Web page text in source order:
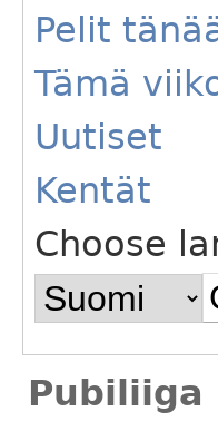
Pelit
Tämä
Uutiset
Kentät
Choose
Pubiliiga